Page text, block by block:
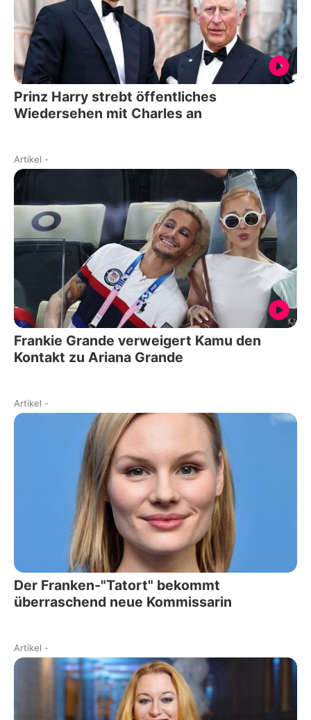
Prinz Harry strebt öffentliches
Wiedersehen mit Charles an
Artikel -
Frankie Grande verweigert Kamu den
Kontakt zu Ariana Grande
Artikel -
Der Franken-"Tatort" bekommt
überraschend neue Kommissarin
Artikel -